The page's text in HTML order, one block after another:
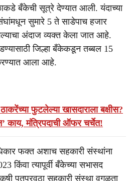
बँकेची सूत्रे देण्यात आली. यंदाच्या
सुमारे 5 ते साडेपाच हजार
अंदाज व्यक्त केला जात आहे.
जिल्हा बँकेकडून तब्बल 15
आला आहे.
फुटलेल्या खासदाराला बक्षीस?
काय, मंत्रिपदाची ऑफर चर्चेत!
फक्त अशाच सहकारी संस्थांना
किंवा त्यापूर्वी बँकेच्या सभासद
पतपुरवठा सहकारी संस्था वगळता